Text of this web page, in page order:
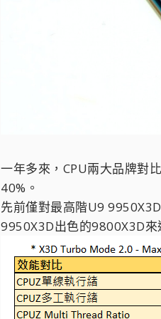
一年多來，CPU兩大品牌對
40%。
先前僅對最高階U9
9950X3D出色的9800X3D來